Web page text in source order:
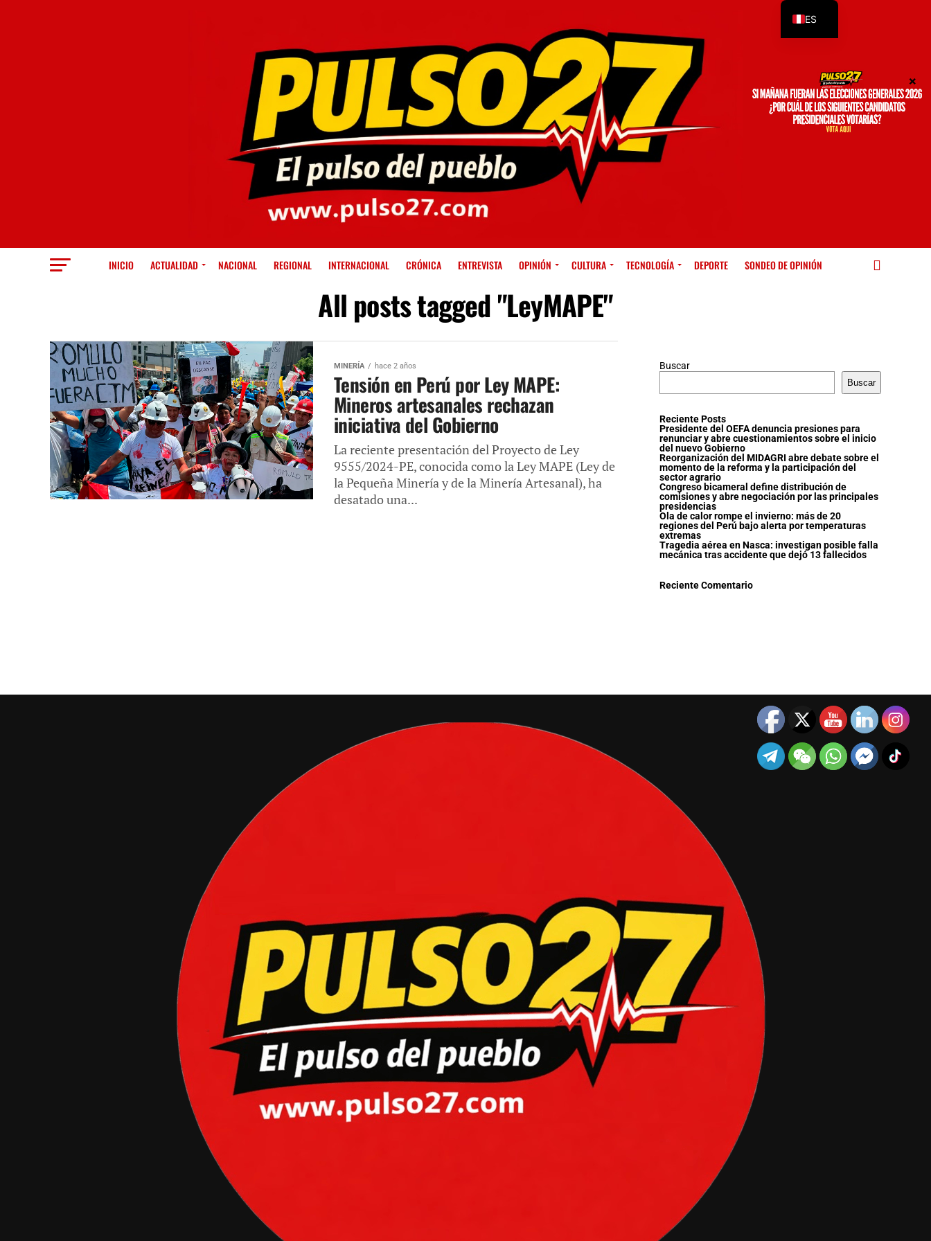
INICIO ACTUALIDAD NACIONAL REGIONAL INTERNACIONAL CRÓNICA ENTREVISTA OPINIÓN CULTURA TECNOLOGÍA DEPORTE SONDEO DE OPINIÓN
All posts tagged "LeyMAPE"
MINERÍA hace 2 años
Tensión en Perú por Ley MAPE:
Mineros artesanales rechazan
iniciativa del Gobierno
La reciente presentación del Proyecto de Ley
9555/2024-PE, conocida como la Ley MAPE (Ley de
la Pequeña Minería y de la Minería Artesanal), ha
desatado una...
Buscar
Buscar
Reciente Posts
Presidente del OEFA denuncia presiones para
renunciar y abre cuestionamientos sobre el inicio
del nuevo Gobierno
Reorganización del MIDAGRI abre debate sobre el
momento de la reforma y la participación del
sector agrario
Congreso bicameral define distribución de
comisiones y abre negociación por las principales
presidencias
Ola de calor rompe el invierno: más de 20
regiones del Perú bajo alerta por temperaturas
extremas
Tragedia aérea en Nasca: investigan posible falla
mecánica tras accidente que dejó 13 fallecidos
Reciente Comentario
ES
EN